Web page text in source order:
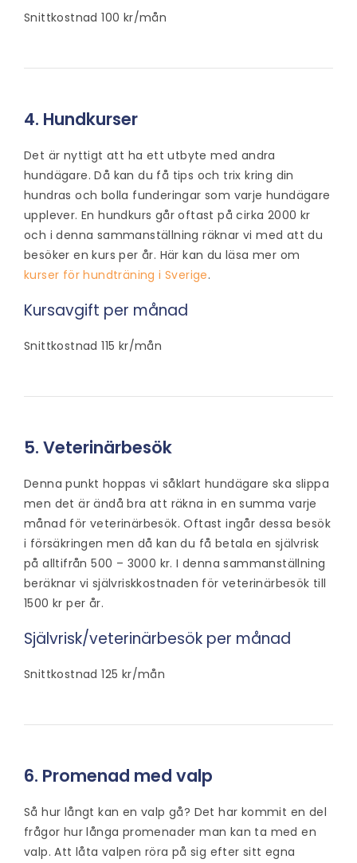
Snittkostnad 100 kr/mån
4. Hundkurser
Det är nyttigt att ha ett utbyte med andra
hundägare. Då kan du få tips och trix kring din
hundras och bolla funderingar som varje hundägare
upplever. En hundkurs går oftast på cirka 2000 kr
och i denna sammanställning räknar vi med att du
besöker en kurs per år. Här kan du läsa mer om
kurser för hundträning i Sverige.
Kursavgift per månad
Snittkostnad 115 kr/mån
5. Veterinärbesök
Denna punkt hoppas vi såklart hundägare ska slippa
men det är ändå bra att räkna in en summa varje
månad för veterinärbesök. Oftast ingår dessa besök
i försäkringen men då kan du få betala en självrisk
på alltifrån 500 – 3000 kr. I denna sammanställning
beräknar vi självriskkostnaden för veterinärbesök till
1500 kr per år.
Självrisk/veterinärbesök per månad
Snittkostnad 125 kr/mån
6. Promenad med valp
Så hur långt kan en valp gå? Det har kommit en del
frågor hur långa promenader man kan ta med en
valp. Att låta valpen röra på sig efter sitt egna